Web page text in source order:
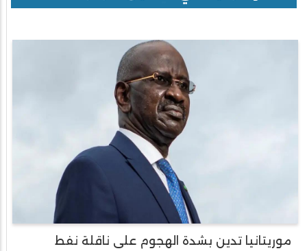
موريتانيا تدين بشدة الهجوم على ناقلة نفط